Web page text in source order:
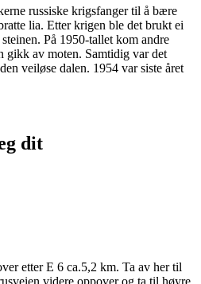
russiske krigsfanger til å bære
lia. Etter krigen ble det brukt ei
På 1950-tallet kom andre
gikk av moten. Samtidig var det
veiløse dalen. 1954 var siste året
dit
etter E 6 ca.5,2 km. Ta av her til